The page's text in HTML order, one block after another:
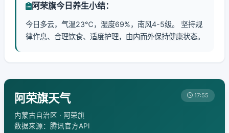
阿荣旗今日养生小结：
今日多云，气温23℃，湿度69%，南风4-5级。 坚持规
律作息、合理饮食、适度护理，由内而外保持健康状态。
阿荣旗天气
内蒙古自治区 · 阿荣旗
数据来源：腾讯官方API
17:55